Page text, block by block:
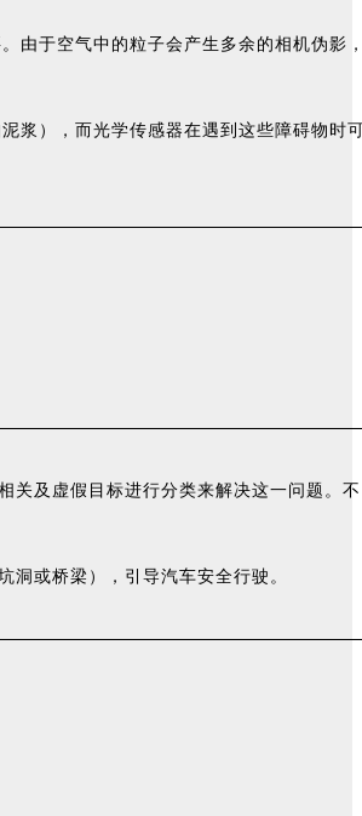
由于空气中的粒子会产生多余的相机伪影
浆），而光学传感器在遇到这些障碍物时
关及虚假目标进行分类来解决这一问题。不
洞或桥梁），引导汽车安全行驶。